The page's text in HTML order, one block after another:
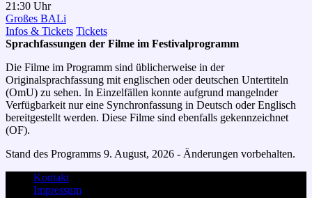
21:30 Uhr
Großes BALi
Infos & Tickets Tickets
Sprachfassungen der Filme im Festivalprogramm
Die Filme im Programm sind üblicherweise in der
Originalsprachfassung mit englischen oder deutschen Untertiteln
(OmU) zu sehen. In Einzelfällen konnte aufgrund mangelnder
Verfügbarkeit nur eine Synchronfassung in Deutsch oder Englisch
bereitgestellt werden. Diese Filme sind ebenfalls gekennzeichnet
(OF).
Stand des Programms 9. August, 2026 - Änderungen vorbehalten.
Kontakt
Impressum